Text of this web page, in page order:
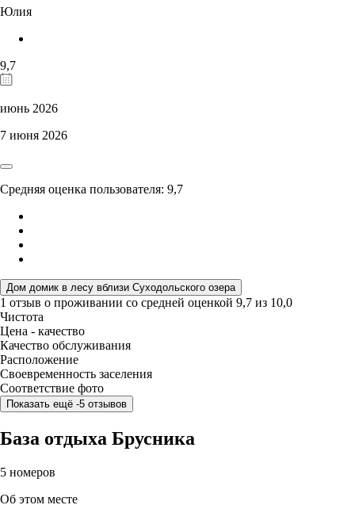
Юлия
9,7
июнь 2026
7 июня 2026
Средняя оценка пользователя: 9,7
Дом домик в лесу вблизи Суходольского озера
1 отзыв о проживании со средней оценкой 9,7 из 10,0
Чистота
Цена - качество
Качество обслуживания
Расположение
Своевременность заселения
Соответствие фото
Показать ещё -5 отзывов
База отдыха Брусника
5 номеров
Об этом месте